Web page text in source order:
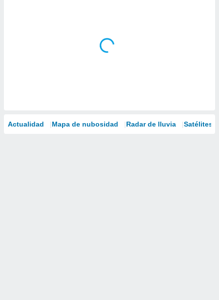
Actualidad Mapa de nubosidad Radar de lluvia Satélites